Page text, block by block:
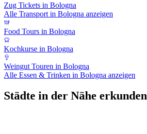
Zug Tickets in Bologna
Alle Transport in Bologna anzeigen
Food Tours in Bologna
Kochkurse in Bologna
Weingut Touren in Bologna
Alle Essen & Trinken in Bologna anzeigen
Städte in der Nähe erkunden